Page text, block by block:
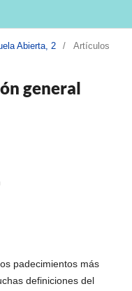
Abierta, 2 / Artículos
general
padecimientos más
definiciones del